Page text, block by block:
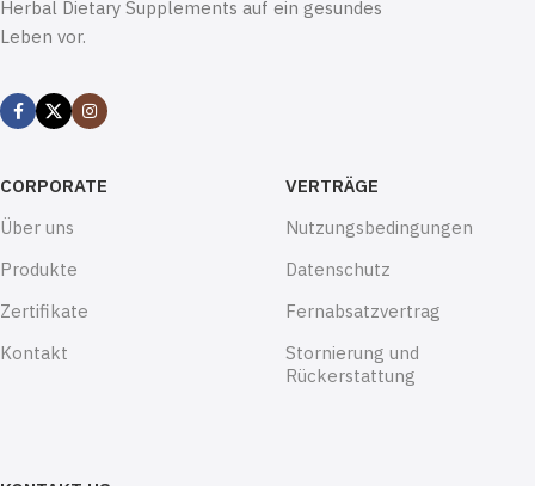
Herbal Dietary Supplements auf ein gesundes
Leben vor.
CORPORATE
Über uns
Produkte
Zertifikate
Kontakt
VERTRÄGE
Nutzungsbedingungen
Datenschutz
Fernabsatzvertrag
Stornierung und
Rückerstattung